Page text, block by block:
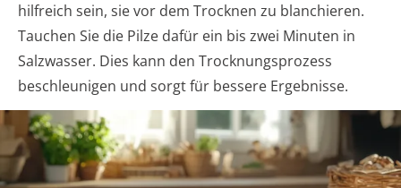
hilfreich sein, sie vor dem Trocknen zu blanchieren.
Tauchen Sie die Pilze dafür ein bis zwei Minuten in
Salzwasser. Dies kann den Trocknungsprozess
beschleunigen und sorgt für bessere Ergebnisse.